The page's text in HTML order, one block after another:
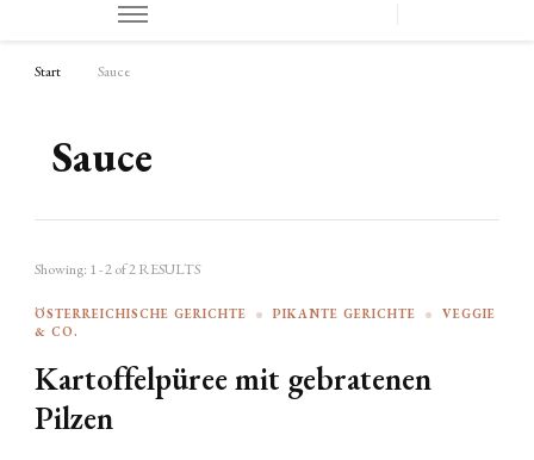
Start Sauce
Sauce
Showing: 1 - 2 of 2 RESULTS
ÖSTERREICHISCHE GERICHTE PIKANTE GERICHTE
VEGGIE
& CO.
Kartoffelpüree mit gebratenen
Pilzen